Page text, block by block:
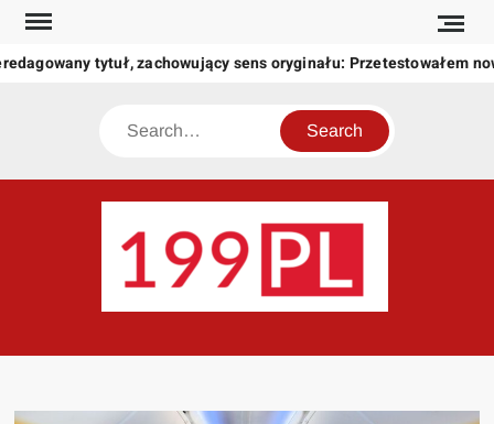
Skip
content
tytuł, zachowujący sens oryginału: Przetestowałem
Search
świat